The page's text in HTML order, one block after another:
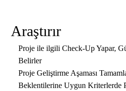
Araştırır
Proje ile ilgili Check-Up Yapar,
Belirler
Proje Geliştirme Aşaması
Beklentilerine Uygun Kriterlerde